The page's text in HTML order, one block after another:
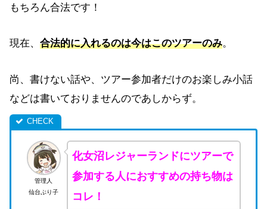
もちろん合法です！
現在、 合法的に入れるのは今はこのツアーのみ。
尚、書けない話や、ツアー参加者だけのお楽しみ小話
などは書いておりませんのであしからず。
管理人
仙台ぶり子
化女沼レジャーランドにツアーで
参加する人におすすめの持ち物は
コレ！